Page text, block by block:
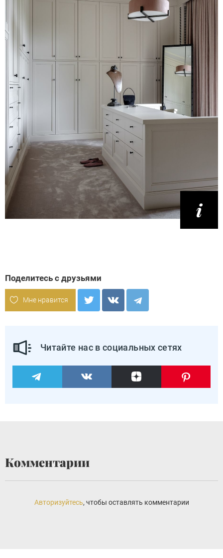
Поделитесь с друзьями
Мне нравится
Читайте нас в социальных сетях
Комментарии
Авторизуйтесь, чтобы оставлять комментарии